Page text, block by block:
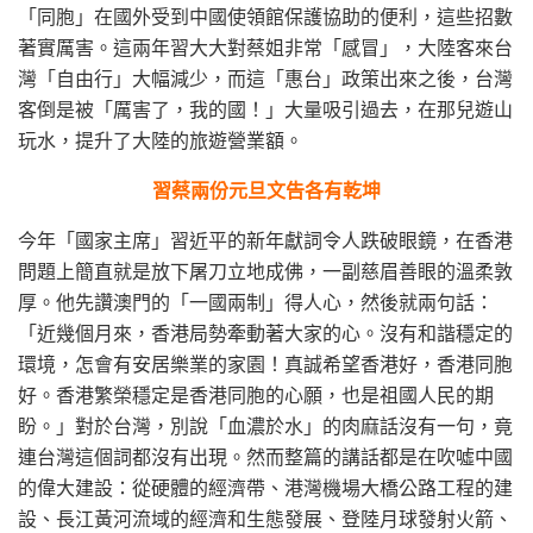
「同胞」在國外受到中國使領館保護協助的便利，這些招數
著實厲害。這兩年習大大對蔡姐非常「感冒」，大陸客來台
灣「自由行」大幅減少，而這「惠台」政策出來之後，台灣
客倒是被「厲害了，我的國！」大量吸引過去，在那兒遊山
玩水，提升了大陸的旅遊營業額。
習蔡兩份元旦文告各有乾坤
今年「國家主席」習近平的新年獻詞令人跌破眼鏡，在香港
問題上簡直就是放下屠刀立地成佛，一副慈眉善眼的溫柔敦
厚。他先讚澳門的「一國兩制」得人心，然後就兩句話：
「近幾個月來，香港局勢牽動著大家的心。沒有和諧穩定的
環境，怎會有安居樂業的家園！真誠希望香港好，香港同胞
好。香港繁榮穩定是香港同胞的心願，也是祖國人民的期
盼。」對於台灣，別說「血濃於水」的肉麻話沒有一句，竟
連台灣這個詞都沒有出現。然而整篇的講話都是在吹噓中國
的偉大建設：從硬體的經濟帶、港灣機場大橋公路工程的建
設、長江黃河流域的經濟和生態發展、登陸月球發射火箭、